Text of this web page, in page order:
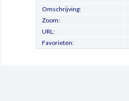
Omschrijving:
Zoom:
URL:
Favorieten: